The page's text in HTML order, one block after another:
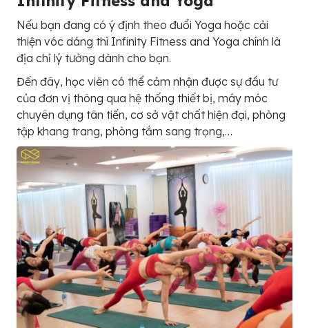
Nếu bạn đang có ý định theo đuổi Yoga hoặc cải
thiện vóc dáng thì Infinity Fitness and Yoga chính là
địa chỉ lý tưởng dành cho bạn.
Đến đây, học viên có thể cảm nhận được sự đầu tư
của đơn vị thông qua hệ thống thiết bị, máy móc
chuyên dụng tân tiến, cơ sở vật chất hiện đại, phòng
tập khang trang, phòng tắm sang trọng,…